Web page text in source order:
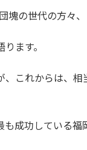
の世代の方々、
ます。
これからは、
成功している